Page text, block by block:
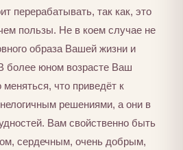
перерабатывать, так как, это
пользы. Не в коем случае не
образа Вашей жизни и
более юном возрасте Ваш
что приведёт к
решениями, а они в
Вам свойственно быть
сердечным, очень добрым,